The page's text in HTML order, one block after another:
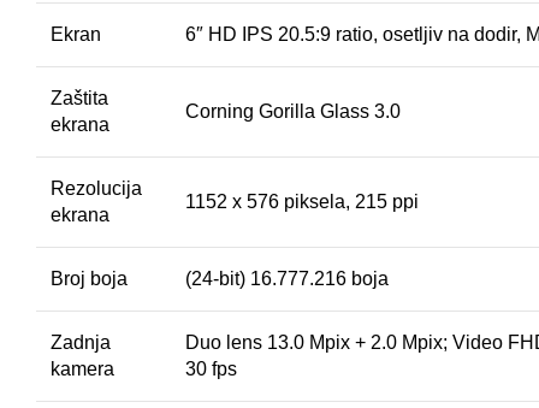
Ekran 6″ HD IPS 20.5:9 ratio, osetljiv na dodir,
Zaštita
ekrana
Corning Gorilla Glass 3.0
Rezolucija
ekrana
1152 x 576 piksela, 215 ppi
Broj boja (24-bit) 16.777.216 boja
Zadnja
kamera
Duo lens 13.0 Mpix + 2.0 Mpix; Video
30 fps